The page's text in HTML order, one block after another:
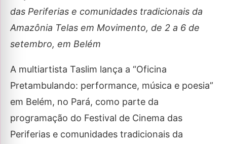
das Periferias e comunidades tradicionais da
Amazônia Telas em Movimento, de 2 a 6 de
setembro, em Belém
A multiartista Taslim lança a “Oficina
Pretambulando: performance, música e poesia”
em Belém, no Pará, como parte da
programação do Festival de Cinema das
Periferias e comunidades tradicionais da